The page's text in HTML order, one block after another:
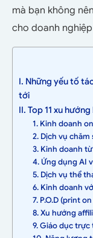
mà bạn không
cho doanh
I. Những yếu tố
tới
II. Top 11 xu
1. Kinh doanh
2. Dịch vụ chăm
3. Kinh doanh
4. Ứng dụng AI
5. Dịch vụ thể
6. Kinh doanh
7. P.O.D (print
8. Xu hướng
9. Giáo dục trực